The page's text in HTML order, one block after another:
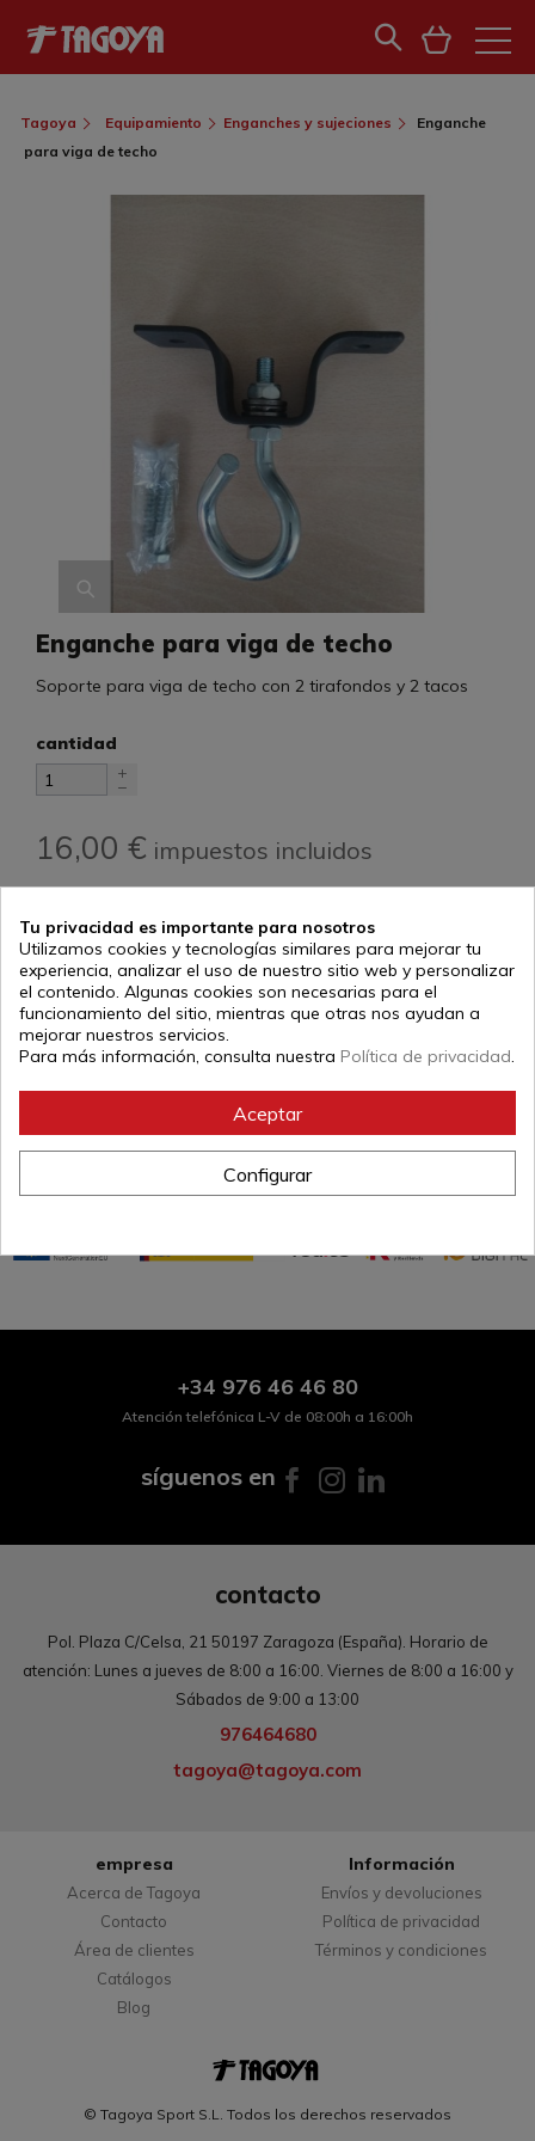
Tagoya Equipamiento Enganches y sujeciones
Enganche
para viga de techo
Enganche para viga de techo
Soporte para viga de techo con 2 tirafondos y 2 tacos
cantidad
16,00 € impuestos incluidos
descripción
Fijación con 2 tirafondos y 2 tacos para colgar el saco en
No apropiado para techos de escayola o pladur.
Referencia: 3598
+34 976 46 46 80
Atención telefónica L-V de 08:00h a 16:00h
síguenos en
contacto
Pol. Plaza C/Celsa, 21 50197 Zaragoza (España). Horario de
atención: Lunes a jueves de 8:00 a 16:00. Viernes de 8:00 a 16:00 y
Sábados de 9:00 a 13:00
976464680
tagoya@tagoya.com
empresa
Acerca de Tagoya
Contacto
Área de clientes
Catálogos
Blog
Información
Envíos y devoluciones
Política de privacidad
Términos y condiciones
© Tagoya Sport S.L. Todos los derechos reservados
Tu privacidad es importante para nosotros
Utilizamos cookies y tecnologías similares para mejorar tu
experiencia, analizar el uso de nuestro sitio web y personalizar
el contenido. Algunas cookies son necesarias para el
funcionamiento del sitio, mientras que otras nos ayudan a
mejorar nuestros servicios.
Para más información, consulta nuestra Política de privacidad
Aceptar
Configurar